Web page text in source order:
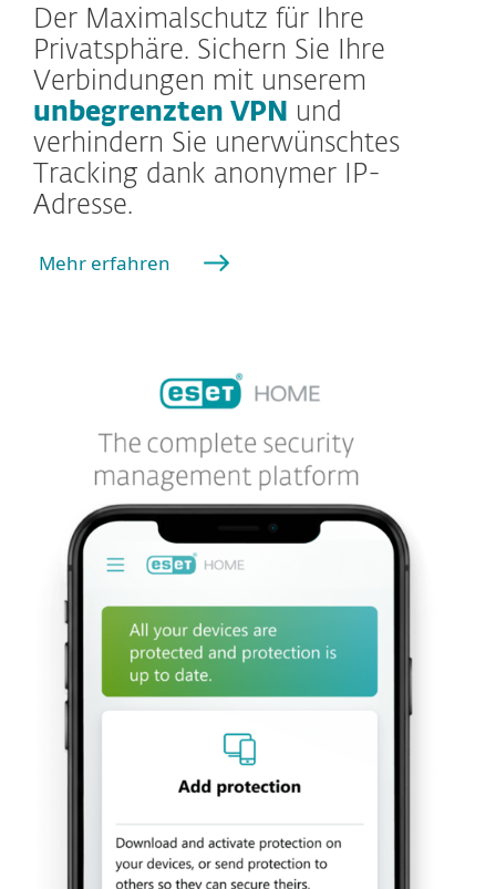
Der Maximalschutz für Ihre
Privatsphäre. Sichern Sie Ihre
Verbindungen mit unserem
unbegrenzten VPN und
verhindern Sie unerwünschtes
Tracking dank anonymer IP-
Adresse.
Mehr erfahren